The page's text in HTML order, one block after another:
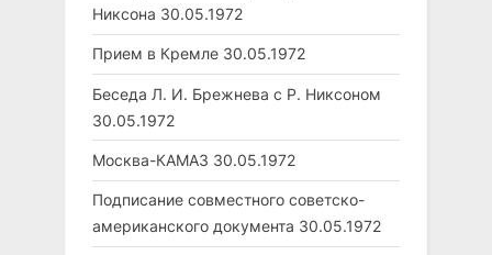
Никсона 30.05.1972
Прием в Кремле 30.05.1972
Беседа Л. И. Брежнева с Р. Никсоном
30.05.1972
Москва-КАМАЗ 30.05.1972
Подписание совместного советско-
американского документа 30.05.1972